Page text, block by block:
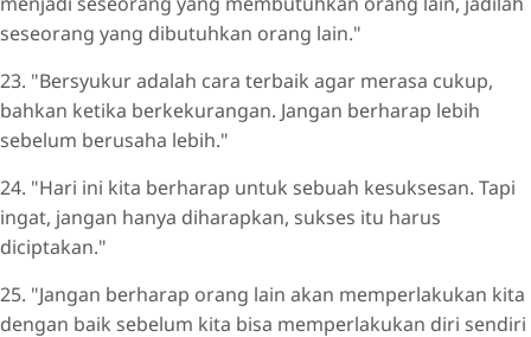
seseorang yang dibutuhkan orang lain."
23. "Bersyukur adalah cara terbaik agar merasa cukup,
bahkan ketika berkekurangan. Jangan berharap lebih
sebelum berusaha lebih."
24. "Hari ini kita berharap untuk sebuah kesuksesan. Tapi
ingat, jangan hanya diharapkan, sukses itu harus
diciptakan."
25. "Jangan berharap orang lain akan memperlakukan kita
dengan baik sebelum kita bisa memperlakukan diri sendiri